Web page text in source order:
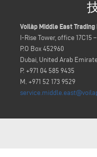
Voilàp Middle East Trading
I-Rise Tower, office
P.O Box 452960
Dubai, United Arab
P. +971 04 585 9435
M. +971 52 173 9529